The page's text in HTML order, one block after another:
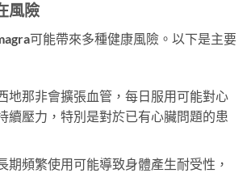
風險
可能帶來多種健康風險。以下是主要
地那非會擴張血管，每日服用可能對心
續壓力，特別是對於已有心臟問題的患
期頻繁使用可能導致身體產生耐受性，